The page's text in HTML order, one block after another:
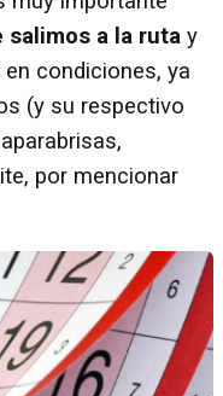
salimos a la ruta y
condiciones, ya
(y su respectivo
por mencionar